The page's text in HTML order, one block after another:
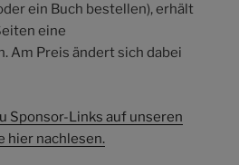
ein Buch bestellen), erhält
eine
Am Preis ändert sich dabei
Sponsor-Links auf unseren
hier nachlesen.